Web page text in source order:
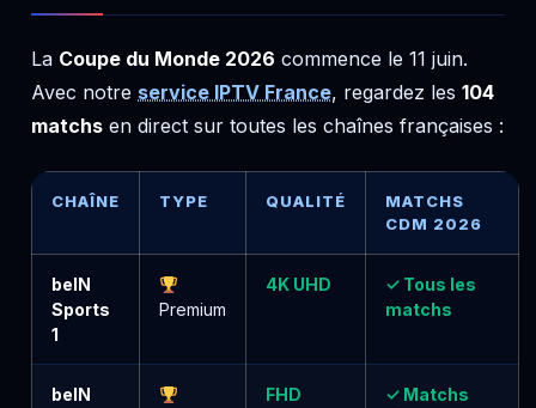
La Coupe du Monde 2026 commence le 11 juin.
Avec notre service IPTV France, regardez les 104
matchs en direct sur toutes les chaînes françaises :
CHAÎNE TYPE QUALITÉ
MATCHS
CDM 2026
beIN
Sports
1
Premium
4K UHD
✓ Tous les
matchs
beIN
FHD
✓ Matchs